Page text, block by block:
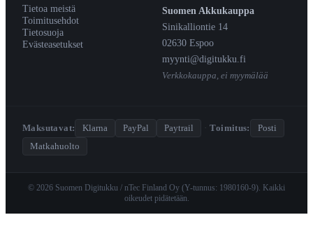
Tietoa meistä
Toimitusehdot
Tietosuoja
Evästeasetukset
Suomen Akkukauppa
Sinikalliontie 14
02630 Espoo
myynti@digitukku.fi
Verkkokauppa, ei myymälää
Maksutavat: Klarna PayPal Paytrail · Toimitus:
Posti
Matkahuolto
© 2026 Suomen Digitukku / nTec Finland Oy (Y-tunnus: 1980160-9). Kaikki
oikeudet pidätetään.